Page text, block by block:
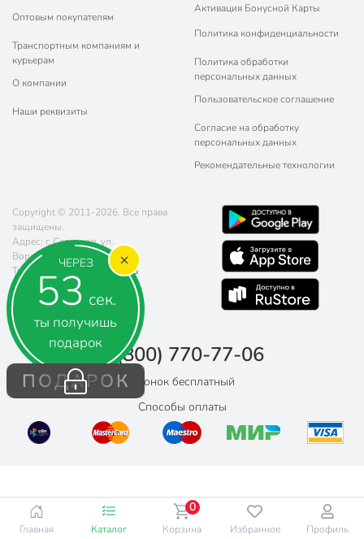
ЧЕРЕЗ
52 сек.
ты получишь
подарок
ПОДАРОК
Оптовым покупателям
Транспортным компаниям и
курьерам
О компании
Наши реквизиты
Активация Бонусной Карты
Политика конфиденциальности
Политика обработки
персональных данных
Пользовательское соглашение
Согласие на обработку
персональных данных
Рекомендательные технологии
Copyright © 2011-2026. Все права
защищены.
Адрес: г. Серпухов, ул.
Ворошилова, д. 139
Телефон:
8 (800) 770-77-06
Почта:sales@poryadok.ru
8 (800) 770-77-06
Звонок бесплатный
Способы оплаты
Главная Каталог Корзина
0
Избранное Профиль